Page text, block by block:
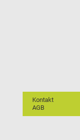
Kontakt
AGB